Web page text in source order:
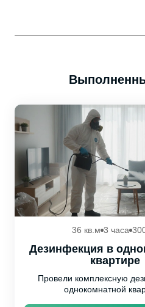
36 кв.м 3 часа
Дезинфекция в
квартире
Провели комплексную
однокомнатной